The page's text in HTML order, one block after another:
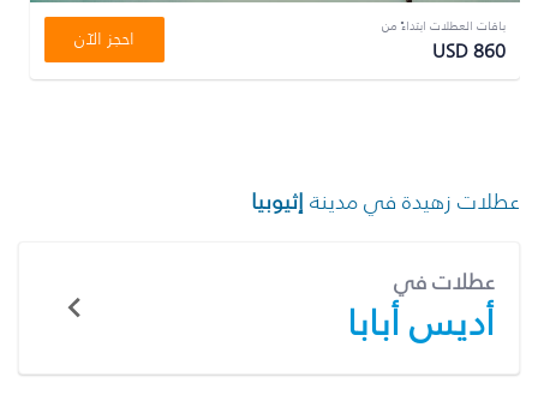
باقات العطلات ابتداءً من
USD 860 احجز الآن
عطلات زهيدة في مدينة إثيوبيا
عطلات في
أديس أبابا